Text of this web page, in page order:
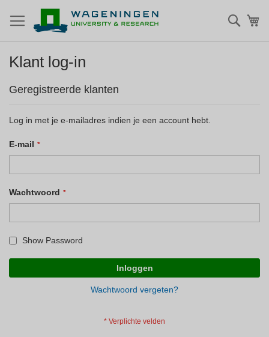
Klant log-in
Geregistreerde klanten
Log in met je e-mailadres indien je een account hebt.
E-mail
Wachtwoord
Show Password
Inloggen
Wachtwoord vergeten?